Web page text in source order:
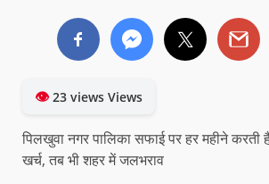
👁23 views Views
पिलखुवा नगर पालिका सफाई पर हर महीने
खर्च, तब भी शहर में जलभराव